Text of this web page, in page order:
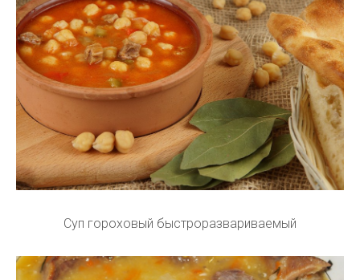
Суп гороховый быстроразвариваемый